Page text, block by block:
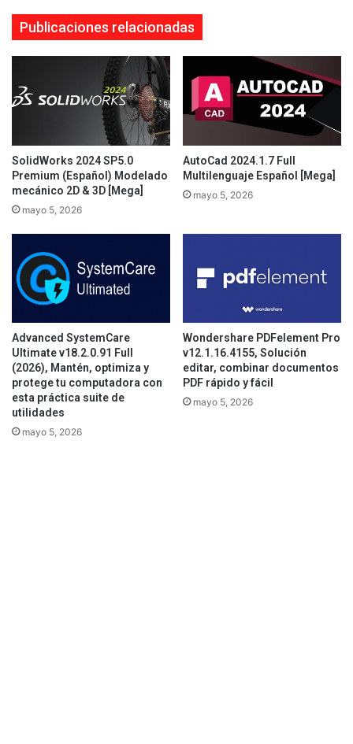
Publicaciones relacionadas
SolidWorks 2024 SP5.0
Premium (Español) Modelado
mecánico 2D & 3D [Mega]
mayo 5, 2026
AutoCad 2024.1.7 Full
Multilenguaje Español [Mega]
mayo 5, 2026
Advanced SystemCare
Ultimate v18.2.0.91 Full
(2026), Mantén, optimiza y
protege tu computadora con
esta práctica suite de
utilidades
mayo 5, 2026
Wondershare PDFelement Pro
v12.1.16.4155, Solución
editar, combinar documentos
PDF rápido y fácil
mayo 5, 2026